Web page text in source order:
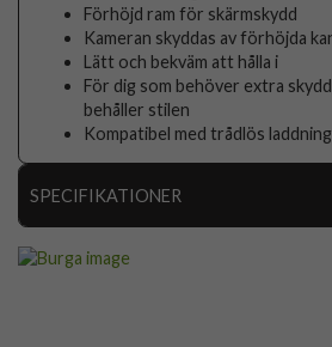
Förhöjd ram för skärmskydd
Kameran skyddas av förhöjda
Lätt och bekväm att hålla i
För dig som behöver extra
behåller stilen
Kompatibel med trådlös laddning
SPECIFIKATIONER